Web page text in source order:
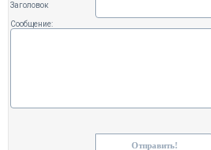
Заголовок
Сообщение: